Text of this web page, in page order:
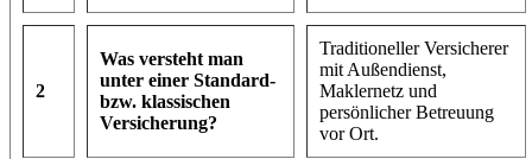
2
Was versteht man
unter einer Standard‑
bzw. klassischen
Versicherung?
Traditioneller Versicherer
mit Außendienst,
Maklernetz und
persönlicher Betreuung
vor Ort.